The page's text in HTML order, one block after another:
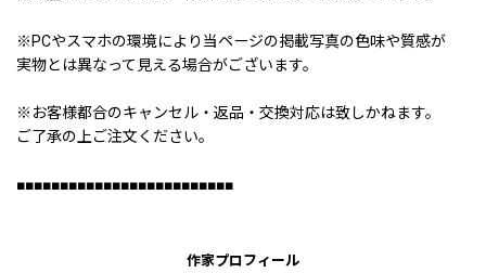
※PCやスマホの環境により当ページの掲載写真の色味や質感が
実物とは異なって見える場合がございます。
※お客様都合のキャンセル・返品・交換対応は致しかねます。
ご了承の上ご注文ください。
■■■■■■■■■■■■■■■■■■■■■■■■■
作家プロフィール